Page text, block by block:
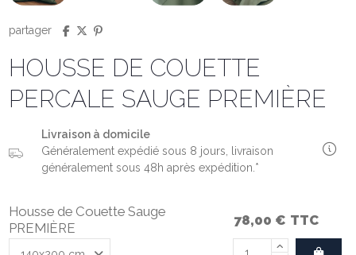
partager
HOUSSE DE COUETTE
PERCALE SAUGE PREMIÈRE
Livraison à domicile
Généralement expédié sous 8 jours, livraison
généralement sous 48h après expédition.*
Housse de Couette Sauge
PREMIÈRE
78,00 € TTC